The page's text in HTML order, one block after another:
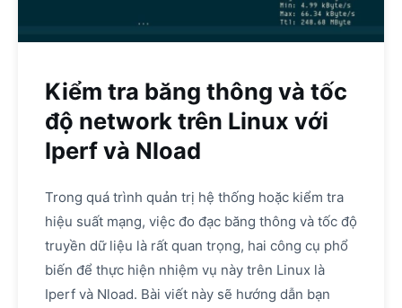
Kiểm tra băng thông và tốc
độ network trên Linux với
Iperf và Nload
Trong quá trình quản trị hệ thống hoặc kiểm tra
hiệu suất mạng, việc đo đạc băng thông và tốc độ
truyền dữ liệu là rất quan trọng, hai công cụ phổ
biến để thực hiện nhiệm vụ này trên Linux là
Iperf và Nload. Bài viết này sẽ hướng dẫn bạn